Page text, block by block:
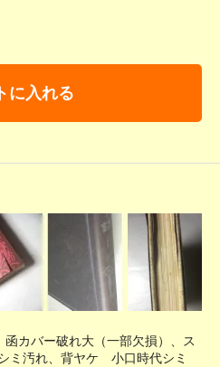
に入れる
バー破れ大（一部欠損）、ス
汚れ、背ヤケ 小口時代シミ